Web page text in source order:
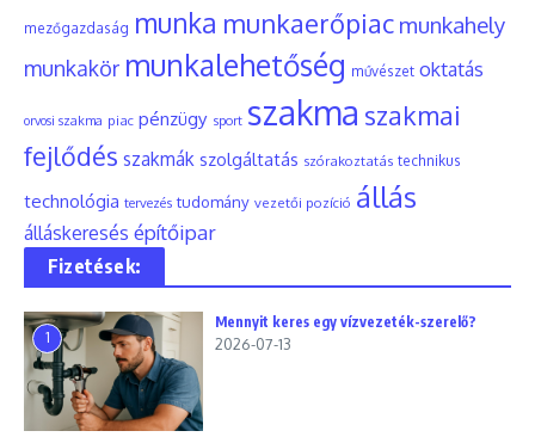
mezőgazdaság munka munkaerőpiac munkahely
munkakör munkalehetőség művészet oktatás
orvosi szakma piac pénzügy sport szakma szakmai
fejlődés szakmák szolgáltatás szórakoztatás technikus
technológia tervezés tudomány vezetői pozíció állás
álláskeresés építőipar
Fizetések:
1
Mennyit keres egy vízvezeték-szerelő?
2026-07-13